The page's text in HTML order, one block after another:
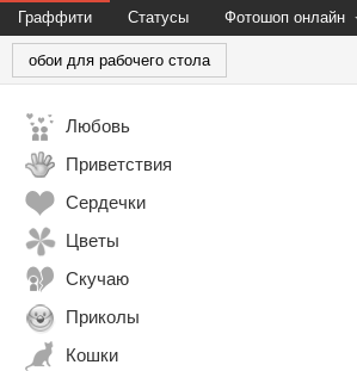
Граффити Статусы Фотошоп онлайн
обои для рабочего стола
Любовь
Приветствия
Сердечки
Цветы
Скучаю
Приколы
Кошки